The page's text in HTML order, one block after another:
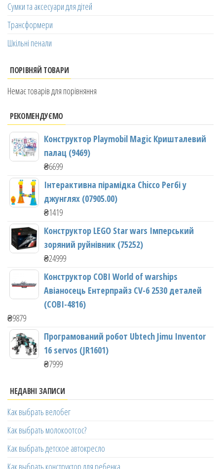
Сумки та аксесуари для дітей
Трансформери
Шкільні пенали
ПОРІВНЯЙ ТОВАРИ
Немає товарів для порівняння
РЕКОМЕНДУЄМО
Конструктор Playmobil Magic Кришталевий
палац (9469)
₴6699
Інтерактивна пірамідка Chicco Регбі у
джунглях (07905.00)
₴1419
Конструктор LEGO Star wars Імперський
зоряний руйнівник (75252)
₴24999
Конструктор COBI World of warships
Авіаносець Ентерпрайз CV-6 2530 деталей
(COBI-4816)
₴9879
Програмований робот Ubtech Jimu Inventor
16 servos (JR1601)
₴7999
НЕДАВНІ ЗАПИСИ
Как выбрать велобег
Как выбрать молокоотсос?
Как выбрать детское автокресло